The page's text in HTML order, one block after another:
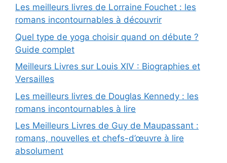
Les meilleurs livres de Lorraine Fouchet : les
romans incontournables à découvrir
Quel type de yoga choisir quand on débute ?
Guide complet
Meilleurs Livres sur Louis XIV : Biographies et
Versailles
Les meilleurs livres de Douglas Kennedy : les
romans incontournables à lire
Les Meilleurs Livres de Guy de Maupassant :
romans, nouvelles et chefs-d’œuvre à lire
absolument